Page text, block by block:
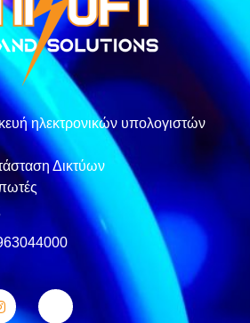
ηλεκτρονικών υπολογιστών
Δικτύων